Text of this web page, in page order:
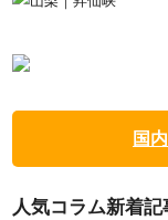
国
人気コラム新着記